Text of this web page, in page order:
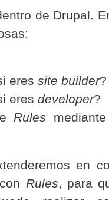
de Drupal.
eressite builder?
eresdeveloper?
Rules
en
Rules, para